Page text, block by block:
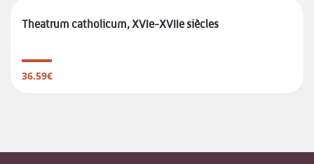
Theatrum catholicum, XVIe-XVIIe siècles
36.59€